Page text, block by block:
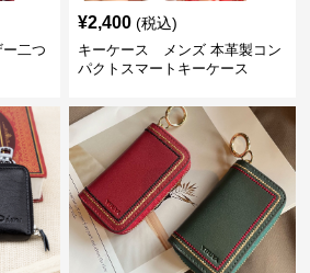
二つ
¥2,400 (税込)
キーケース メンズ 本革製コン
パクトスマートキーケース